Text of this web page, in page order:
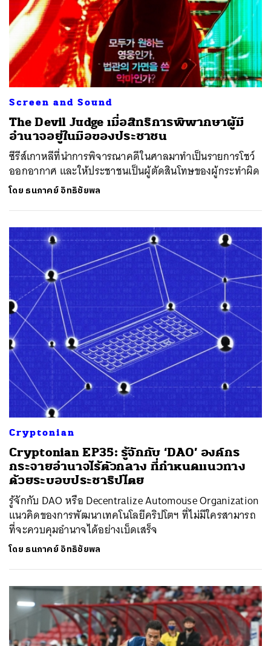
Screen and Sound
The Devil Judge เมื่อสิทธิการพิพากษาผู้มี
อำนาจอยู่ในมือของประชาชน
ซีรีส์เกาหลีที่นำการพิจารณาคดีในศาลมาทำเป็นรายการโชว์
ออกอากาศ และให้ประชาชนเป็นผู้ตัดสินโทษของผู้กระทำผิด
โดย ธนภาคย์ อิทธิชัยพล
Cryptonian
Cryptonian EP35: รู้จักกับ ‘DAO’ องค์กร
กระจายอำนาจไร้ตัวกลาง ที่กำหนดแนวทาง
ด้วยระบอบประชาธิปไตย
รู้จักกับ DAO หรือ Decentralize Automouse Organization
แนวคิดของการพัฒนาเทคโนโลยีคริปโตฯ ที่ไม่มีใครสามารถ
ที่จะควบคุมอำนาจได้อย่างเบ็ดเสร็จ
โดย ธนภาคย์ อิทธิชัยพล